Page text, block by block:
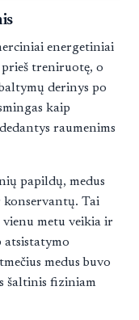
energetiniai
treniruotę, o
derinys po
kaip
raumenims
papildų, medus
Tai
metu veikia ir
atsistatymo
medus buvo
šaltinis fiziniam